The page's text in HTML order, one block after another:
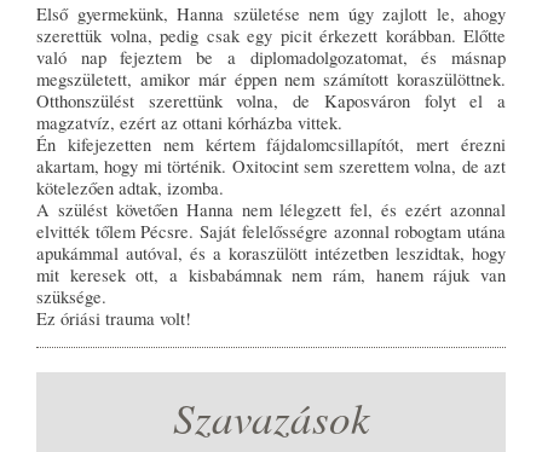
Első gyermekünk, Hanna születése nem úgy zajlott le, ahogy
szerettük volna, pedig csak egy picit érkezett korábban. Előtte
való nap fejeztem be a diplomadolgozatomat, és másnap
megszületett, amikor már éppen nem számított koraszülöttnek.
Otthonszülést szerettünk volna, de Kaposváron folyt el a
magzatvíz, ezért az ottani kórházba vittek.
Én kifejezetten nem kértem fájdalomcsillapítót, mert érezni
akartam, hogy mi történik. Oxitocint sem szerettem volna, de azt
kötelezően adtak, izomba.
A szülést követően Hanna nem lélegzett fel, és ezért azonnal
elvitték tőlem Pécsre. Saját felelősségre azonnal robogtam utána
apukámmal autóval, és a koraszülött intézetben leszidtak, hogy
mit keresek ott, a kisbabámnak nem rám, hanem rájuk van
szüksége.
Ez óriási trauma volt!
Szavazások